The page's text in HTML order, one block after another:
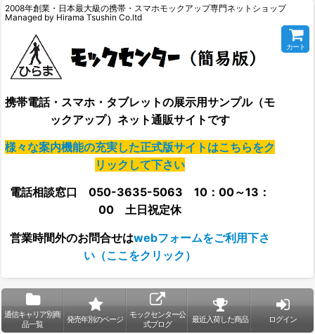
2008年創業・日本最大級の携帯・スマホモックアップ専門ネットショップ
Managed by Hirama Tsushin Co.ltd
携帯電話・スマホ・タブレットの展示用サンプル（モ
ックアップ）ネット通販サイトです
様々な案内機能の充実した正式版サイトはこちらをク
リックして下さい
電話相談窓口 050-3635-5063 10：00～13：
00 土日祝定休
営業時間外のお問合せはwebフォームをご利用下さ
い（ここをクリック）
カート
通信キャリア別商
品一覧
発売年別のページ
モックセンター公
式ブログ
最近入荷した商品 ログイン